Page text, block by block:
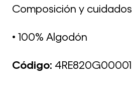
Composición y cuidados
• 100% Algodón
Código: 4RE820G00001